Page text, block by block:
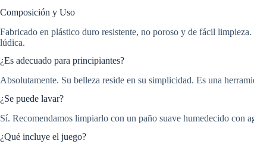
Composición y Uso
Fabricado en plástico duro resistente, no poroso y de fácil
lúdica.
¿Es adecuado para principiantes?
Absolutamente. Su belleza reside en su simplicidad. Es una
¿Se puede lavar?
Sí. Recomendamos limpiarlo con un paño suave humedecido con
¿Qué incluye el juego?